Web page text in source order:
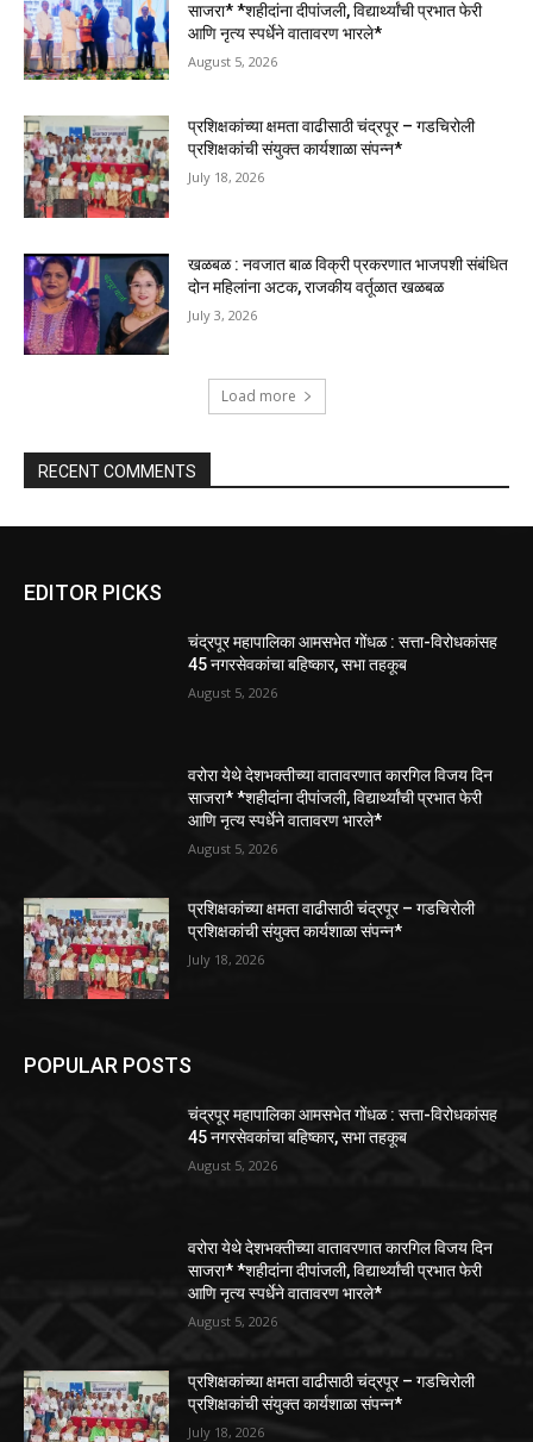
साजरा* *शहीदांना दीपांजली, विद्यार्थ्यांची प्रभात फेरी
आणि नृत्य स्पर्धेने वातावरण भारले*
August 5, 2026
प्रशिक्षकांच्या क्षमता वाढीसाठी चंद्रपूर – गडचिरोली
प्रशिक्षकांची संयुक्त कार्यशाळा संपन्न*
July 18, 2026
खळबळ : नवजात बाळ विक्री प्रकरणात भाजपशी संबंधित
दोन महिलांना अटक, राजकीय वर्तूळात खळबळ
July 3, 2026
Load more
RECENT COMMENTS
EDITOR PICKS
चंद्रपूर महापालिका आमसभेत गोंधळ : सत्ता-विरोधकांसह
45 नगरसेवकांचा बहिष्कार, सभा तहकूब
August 5, 2026
वरोरा येथे देशभक्तीच्या वातावरणात कारगिल विजय दिन
साजरा* *शहीदांना दीपांजली, विद्यार्थ्यांची प्रभात फेरी
आणि नृत्य स्पर्धेने वातावरण भारले*
August 5, 2026
प्रशिक्षकांच्या क्षमता वाढीसाठी चंद्रपूर – गडचिरोली
प्रशिक्षकांची संयुक्त कार्यशाळा संपन्न*
July 18, 2026
POPULAR POSTS
चंद्रपूर महापालिका आमसभेत गोंधळ : सत्ता-विरोधकांसह
45 नगरसेवकांचा बहिष्कार, सभा तहकूब
August 5, 2026
वरोरा येथे देशभक्तीच्या वातावरणात कारगिल विजय दिन
साजरा* *शहीदांना दीपांजली, विद्यार्थ्यांची प्रभात फेरी
आणि नृत्य स्पर्धेने वातावरण भारले*
August 5, 2026
प्रशिक्षकांच्या क्षमता वाढीसाठी चंद्रपूर – गडचिरोली
प्रशिक्षकांची संयुक्त कार्यशाळा संपन्न*
July 18, 2026